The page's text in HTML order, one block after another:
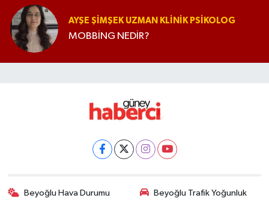
AYŞE ŞIMŞEK UZMAN KLINIK PSIKOLOG
MOBBİNG NEDİR?
Beyoğlu Hava Durumu
Beyoğlu Trafik Yoğunluk